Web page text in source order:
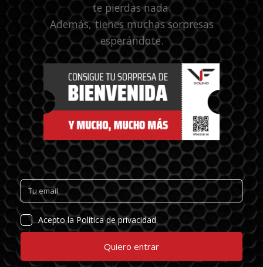
te pierdas nada.
Además, tienes muchas sorpresas
esperándote.